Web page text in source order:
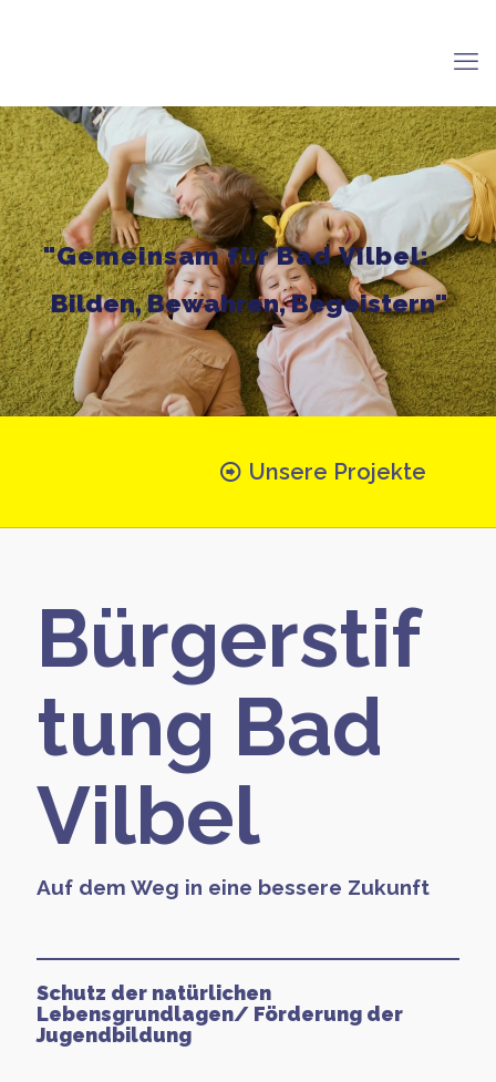
"Gemeinsam für Bad Vilbel:
Bilden,Bewahren,Begeistern"
Unsere Projekte
Bürgerstif
tung Bad
Vilbel
Auf dem Weg in eine bessere Zukunft
Schutz der natürlichen
Lebensgrundlagen/ Förderung der
Jugendbildung